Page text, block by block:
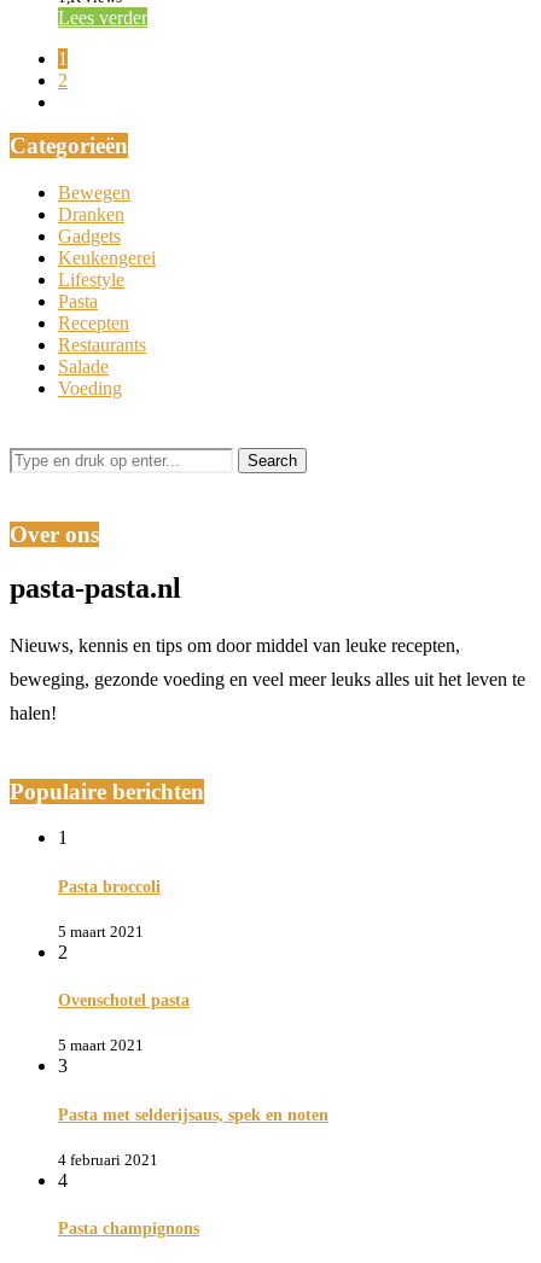
Lees verder
1
2
Categorieën
Bewegen
Dranken
Gadgets
Keukengerei
Lifestyle
Pasta
Recepten
Restaurants
Salade
Voeding
Over ons
pasta-pasta.nl
Nieuws, kennis en tips om door middel van leuke recepten,
beweging, gezonde voeding en veel meer leuks alles uit het leven te
halen!
Populaire berichten
1
Pasta broccoli
5 maart 2021
2
Ovenschotel pasta
5 maart 2021
3
Pasta met selderijsaus, spek en noten
4 februari 2021
4
Pasta champignons